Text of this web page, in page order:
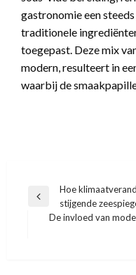
gastronomie een
traditionele
toegepast. Deze mix
modern, resulteert in
waarbij de
Bericht
navigatie
Vorige
bericht
Hoe
stijgende
De invloed van